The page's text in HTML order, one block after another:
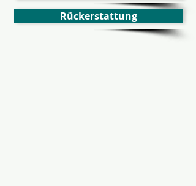
Rückerstattung